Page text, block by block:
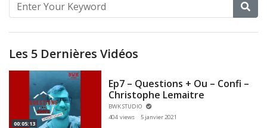
Les 5 Dernières Vidéos
00:05:13
Ep7 – Questions + Ou – Confi –
Christophe Lemaitre
BWK STUDIO
404 views
5 janvier 2021